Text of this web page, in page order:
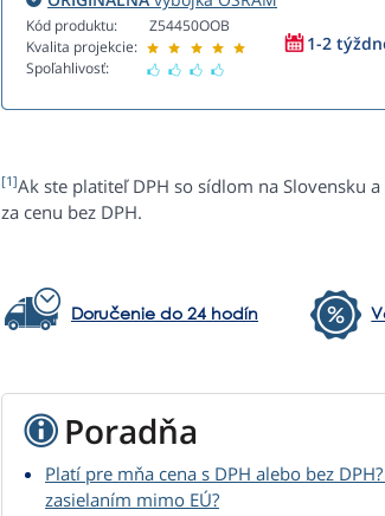
Kód produktu:
Kvalita projekcie:
Spoľahlivosť:
Z54450OOB
1-2
[1]Ak ste platiteľ DPH so sídlom na Slovensku
za cenu bez DPH.
Doručenie do 24 hodín
Poradňa
Platí pre mňa cena s DPH alebo bez
zasielaním mimo EÚ?